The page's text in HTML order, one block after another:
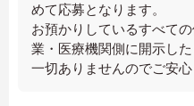
めて応募となります。
お預かりしているすべて
業・医療機関側に開示し
一切ありませんのでご安心